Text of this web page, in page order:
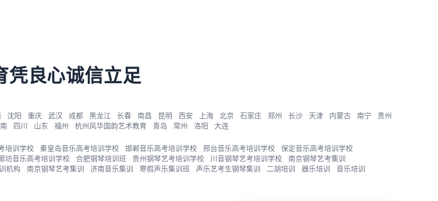
凭良心诚信立足
沈阳 重庆 武汉 成都 黑龙江 长春 南昌 昆明 西安 上海 北京 石家庄 郑州 长沙 天津 内蒙古 南宁
贵州
四川 山东 福州 杭州风华国韵艺术教育 青岛 常州 洛阳 大连
培训学校 秦皇岛音乐高考培训学校 邯郸音乐高考培训学校 邢台音乐高考培训学校
保定音乐高考培训学校
坊音乐高考培训学校 合肥钢琴培训班 贵州钢琴艺考培训学校 川音钢琴艺考培训学校
南京钢琴艺考集训
机构 南京钢琴艺考集训 济南音乐集训 寒假声乐集训班 声乐艺考生钢琴集训 二胡培训 器乐培训
音乐培训